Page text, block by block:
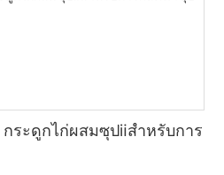
กระดูกไก่ผสมซุปⅱสำหรับการ